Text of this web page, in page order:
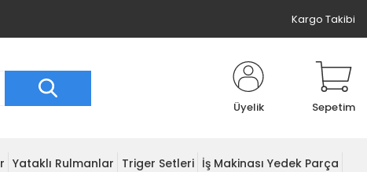
Kargo Takibi
Üyelik Sepetim
Yataklı Rulmanlar Triger Setleri İş Makinası Yedek Parça